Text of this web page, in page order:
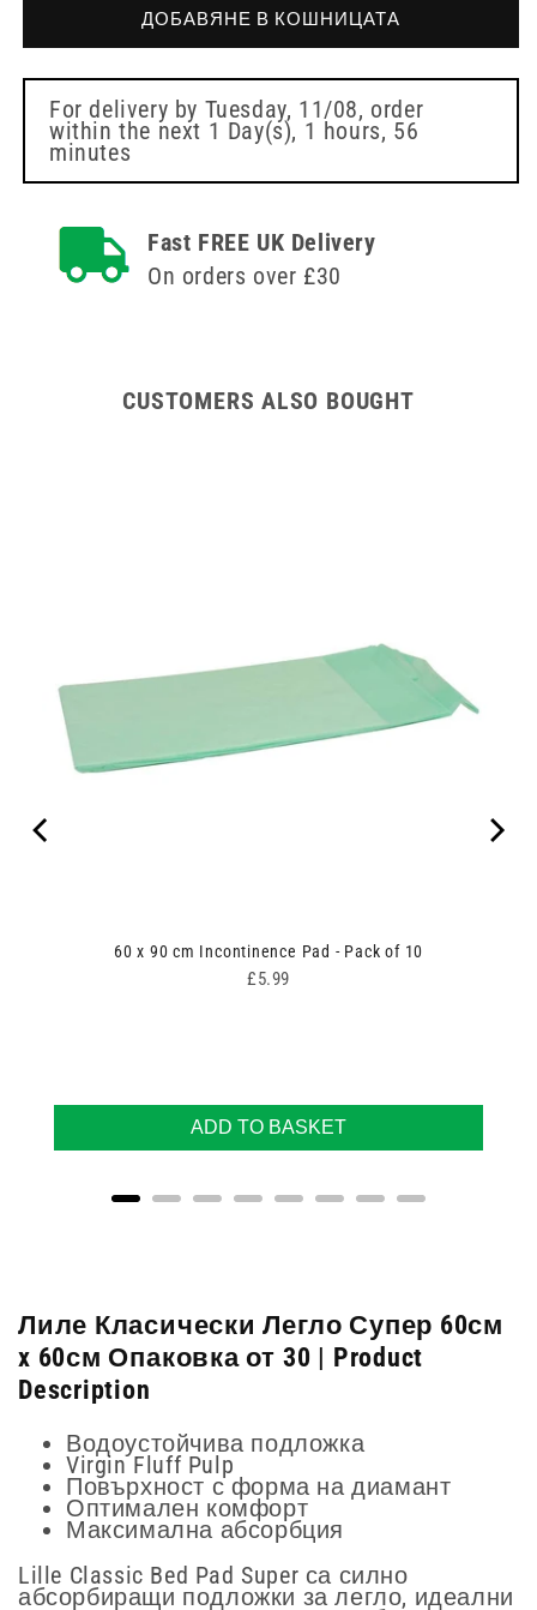
Класически
Легло
Супер
60см
x
60см
Опаковка
30
Легло
Супер
60см
x
60см
от
ДОБАВЯНЕ В КОШНИЦАТА
For delivery by Tuesday, 11/08, order
within the next 1 Day(s), 1 hours, 56
minutes
Fast FREE UK Delivery
On orders over £30
CUSTOMERS ALSO BOUGHT
60 x 90 cm Incontinence Pad - Pack of 10
Price
£5.99
ADD TO BASKET
Лиле Класически Легло Супер 60см
x 60см Опаковка от 30 | Product
Description
Водоустойчива подложка
Virgin Fluff Pulp
Повърхност с форма на диамант
Оптимален комфорт
Максимална абсорбция
Lille Classic Bed Pad Super са силно
абсорбиращи подложки за легло, идеални